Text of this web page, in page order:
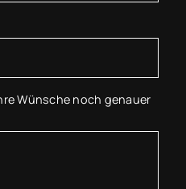
Wünsche noch genauer